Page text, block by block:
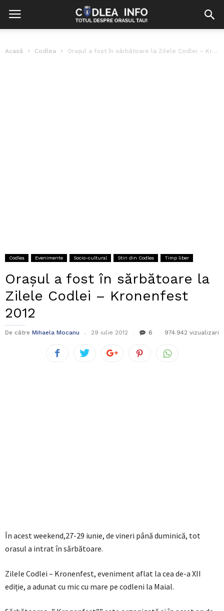
Acasă Codlea Orașul a fost în sărbătoare la Zilele Codlei – Kronenfest 2012
Codlea Evenimente Socio-cultural Stiri din Codlea Timp liber
Orașul a fost în sărbătoare la
Zilele Codlei – Kronenfest
2012
De către Mihaela Mocanu 29 iulie 2012 6 974.942 vizualizari
În acest weekend,27-29 iunie, de vineri până duminică, tot
orasul a intrat în sărbătoare.
Zilele Codlei – Kronenfest, eveniment aflat la cea de-a XII
ediție, a adunat cu mic cu mare pe codleni la Maial.